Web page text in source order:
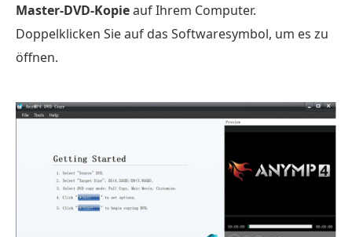
Master-DVD-Kopieauf Ihrem Computer.
Doppelklicken Sie auf das Softwaresymbol, um es zu
öffnen.